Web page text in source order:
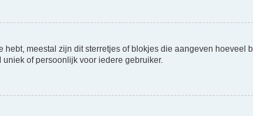
meestal zijn dit sterretjes of blokjes die aangeven hoeveel
of persoonlijk voor iedere gebruiker.